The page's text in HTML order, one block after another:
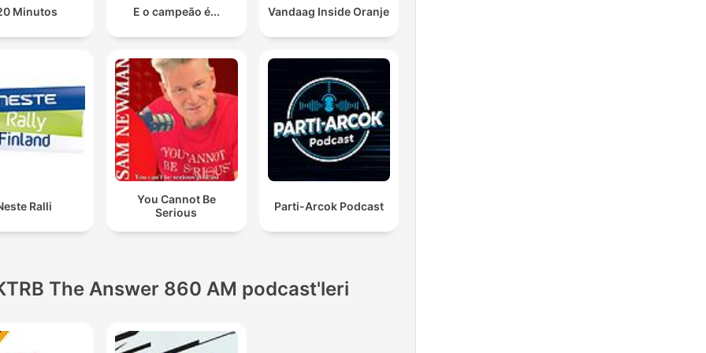
Minutos E o campeão é... Vandaag Inside Oranje
Ralli
You Cannot Be
Serious
Parti-Arcok Podcast
The Answer 860 AM podcast'leri